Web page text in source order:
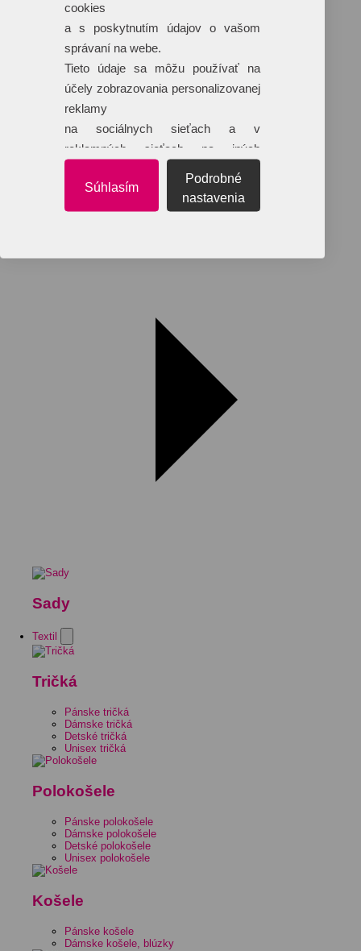
Reklamné predmety s plnofarebnou
potlačou
Dáždniky
Tašky
Hračky
Sady
Textil
Tričká
Pánske tričká
Dámske tričká
Detské tričká
Unisex tričká
Polokošele
Pánske polokošele
Dámske polokošele
Detské polokošele
Unisex polokošele
Košele
Pánske košele
Dámske košele, blúzky
cookies
a s poskytnutím údajov o vašom
správaní na webe.
Tieto údaje sa môžu používať na
účely zobrazovania personalizovanej
reklamy
na sociálnych sieťach a v
reklamných sieťach na iných
Súhlasím
Podrobné
nastavenia